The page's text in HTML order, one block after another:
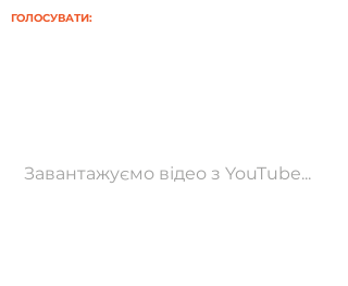
ГОЛОСУВАТИ:
Завантажуємо відео з YouTube...